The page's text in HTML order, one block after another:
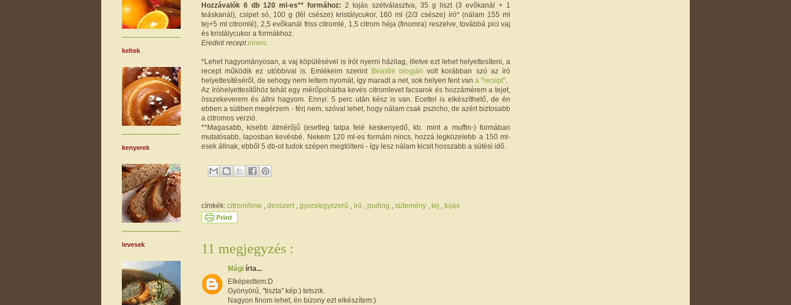
Hozzávalók 6 db 120 ml-es** formához: 2 tojás szétválasztva, 35 g liszt (3 evőkanál + 1
teáskanál), csipet só, 100 g (fél csésze) kristálycukor, 160 ml (2/3 csésze) író* (nálam 155 ml
tej+5 ml citromlé), 2,5 evőkanál friss citromlé, 1,5 citrom héja (finomra) reszelve, továbbá pici vaj
és kristálycukor a formákhoz.
Eredeti receptinnen
*Lehet hagyományosan, a vaj köpülésével is írót nyerni házilag, illetve ezt lehet helyettesíteni, a
recept működik ez utóbbival is. Emlékeim szerint Beastie blogján volt korábban szó az író
helyettesítéséről, de sehogy nem leltem nyomát, így maradt a net, sok helyen fent van a "recept"
Az íróhelyettesítőhöz tehát egy mérőpohárba kevés citromlevet facsarok és hozzámérem a tejet,
összekeverem és állni hagyom. Ennyi: 5 perc után kész is van. Ecettel is elkészíthető, de én
ebben a sütiben megérzem - férj nem, szóval lehet, hogy nálam csak pszicho, de azért biztosabb
a citromos verzió.
**Magasabb, kisebb átmérőjű (esetleg talpa felé keskenyedő, kb. mint a muffin-) formában
mutatósabb, laposban kevésbé. Nekem 120 ml-es formám nincs, hozzá legközelebb a 150 ml-
esek állnak, ebből 5 db-ot tudok szépen megtölteni - így lesz nálam kicsit hosszabb a sütési idő.
címkék: citrom/lime desszert gyors/egyszerű író puding sütemény tej tojás
11 megjegyzés :
Mági írta...
Elképedtem:D
Gyönyörű, "tiszta" kép:) tetszik.
Nagyon finom lehet, én bizony ezt elkészítem:)
keltek
kenyerek
levesek